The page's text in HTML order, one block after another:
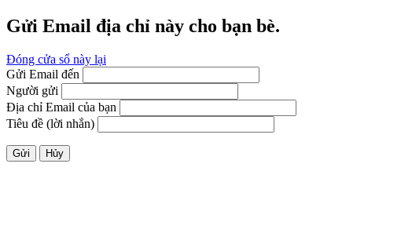
Gửi Email địa chỉ này cho bạn bè.
Đóng cửa sổ này lại
Gửi Email đến
Người gửi
Địa chỉ Email của bạn
Tiêu đề (lời nhắn)
Gửi Hủy